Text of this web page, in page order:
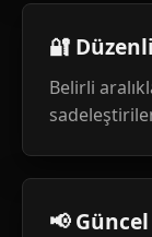
🔐
Belirli
📢